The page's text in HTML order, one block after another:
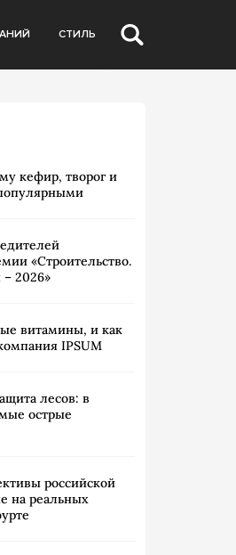
СТИЛЬ
кефир, творог и
«Строительство.
2026»
витамины, и как
IPSUM
лесов: в
острые
российской
на реальных